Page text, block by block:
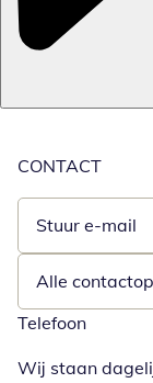
CONTACT
Stuur e-mail
Opent e-
Alle
Telefoon
Wij staan